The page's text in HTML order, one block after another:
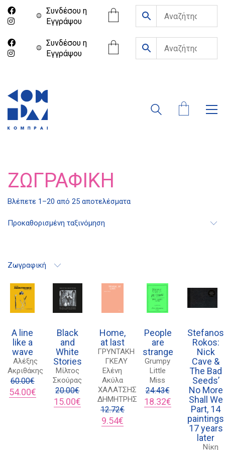
Συνδέσου η
Eγγράψου
Συνδέσου η
Eγγράψου
ΖΩΓΡΑΦΙΚΉ
Βλέπετε 1–20 από 25 αποτελέσματα
Προκαθορισμένη ταξινόμηση
Ζωγραφική
A line
like a
wave
Αλέξης
Ακριθάκης
60.00€
Original
price
54.00€Η
τρέχουσα
Black
and
White
Stories
Μίλτος
Σκούρας
20.00€
Original
price
15.00€
τρέχουσα
Home,
at last
ΓΡΥΝΤΑΚΗ
ΓΚΕΛΥ
Ελένη
Ακύλα
ΧΑΛΑΤΣΗΣ
ΔΗΜΗΤΡΗΣ
12.72€
Original
price
9.54€Η
τρέχουσα
People
are
strange
Grumpy
Little
Miss
24.43€
Original
price
18.32€Η
τρέχουσα
Stefanos
Rokos:
Nick
Cave &
The Bad
Seeds’
No More
Shall We
Part, 14
paintings
17 years
later
Νίκη